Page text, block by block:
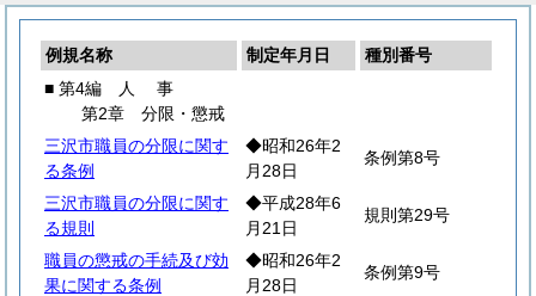
例規名称 制定年月日
種別番号
■ 第4編
人 事
第2章 分限・懲戒
三沢市職員の分限に関す
る条例
◆昭和26年2
月28日
条例第8号
三沢市職員の分限に関す
る規則
◆平成28年6
月21日
規則第29号
職員の懲戒の手続及び効
果に関する条例
◆昭和26年2
月28日
条例第9号